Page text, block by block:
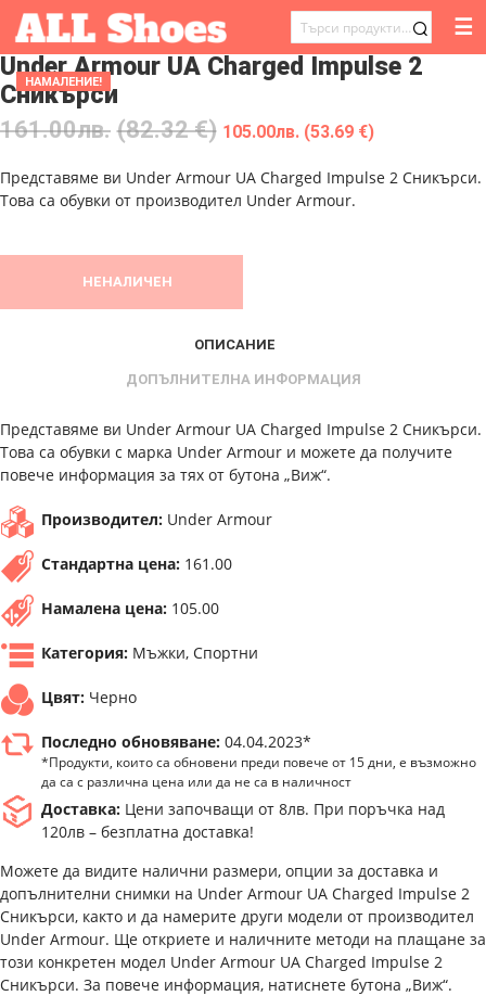
ТЪРСЕНЕ
ЗА:
☰
НАМАЛЕНИЕ!
Under Armour UA Charged Impulse 2
Сникърси
161.00лв. (82.32 €) 105.00лв. (53.69 €)
Представяме ви Under Armour UA Charged Impulse 2 Сникърси.
Това са обувки от производител Under Armour.
НЕНАЛИЧЕН
ОПИСАНИЕ
ДОПЪЛНИТЕЛНА ИНФОРМАЦИЯ
Представяме ви Under Armour UA Charged Impulse 2 Сникърси.
Това са обувки с марка Under Armour и можете да получите
повече информация за тях от бутона „Виж“.
Производител: Under Armour
Стандартна цена: 161.00
Намалена цена: 105.00
Категория: Мъжки, Спортни
Цвят: Черно
Последно обновяване: 04.04.2023*
*Продукти, които са обновени преди повече от 15 дни, е възможно
да са с различна цена или да не са в наличност
Доставка: Цени започващи от 8лв. При поръчка над
120лв – безплатна доставка!
Можете да видите налични размери, опции за доставка и
допълнителни снимки на Under Armour UA Charged Impulse 2
Сникърси, както и да намерите други модели от производител
Under Armour. Ще откриете и наличните методи на плащане за
този конкретен модел Under Armour UA Charged Impulse 2
Сникърси. За повече информация, натиснете бутона „Виж“.